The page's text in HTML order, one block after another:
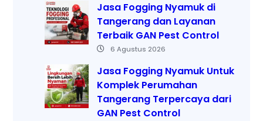
Jasa Fogging Nyamuk di
Tangerang dan Layanan
Terbaik GAN Pest Control
6 Agustus 2026
Jasa Fogging Nyamuk Untuk
Komplek Perumahan
Tangerang Terpercaya dari
GAN Pest Control